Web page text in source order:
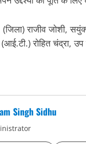
राजीव जोशी,
(आई.टी.) रोहित
Singh Sidhu